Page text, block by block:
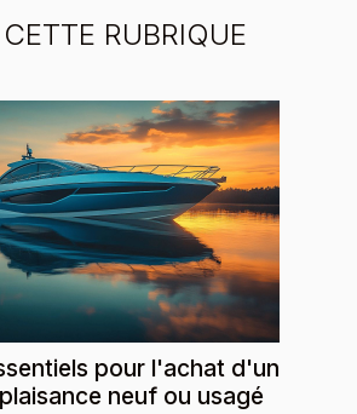
RUBRIQUE
pour l'achat d'un
neuf ou usagé